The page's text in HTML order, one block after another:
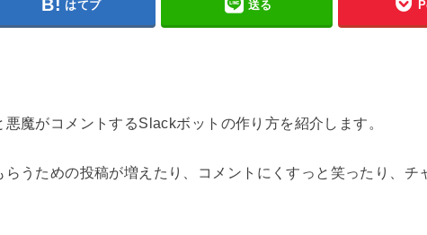
はてブ 送る
魔がコメントするSlackボットの作り方を紹介します。
うための投稿が増えたり、コメントにくすっと笑ったり、チ